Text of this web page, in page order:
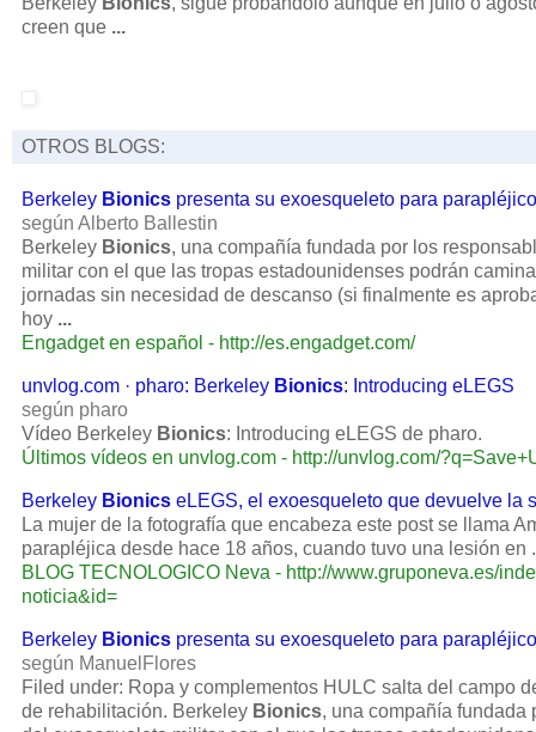
creen que ...
OTROS BLOGS:
Berkeley Bionics presenta su exoesqueleto para
según Alberto Ballestin
Berkeley Bionics, una compañía fundada por los
militar con el que las tropas estadounidenses podrán
jornadas sin necesidad de descanso (si finalmente es
hoy ...
Engadget en español - http://es.engadget.com/
unvlog.com · pharo: Berkeley Bionics: Introducing eLEGS
según pharo
Vídeo Berkeley Bionics: Introducing eLEGS de pharo.
Últimos vídeos en unvlog.com - http://unvlog.com/
Berkeley Bionics eLEGS, el exoesqueleto que devuelve la
La mujer de la fotografía que encabeza este post se llama
parapléjica desde hace 18 años, cuando tuvo una lesión en
BLOG TECNOLOGICO Neva - http://www.gruponeva.es/
noticia&id=
Berkeley Bionics presenta su exoesqueleto para
según ManuelFlores
Filed under: Ropa y complementos HULC salta del campo
de rehabilitación. Berkeley Bionics, una compañía fundada